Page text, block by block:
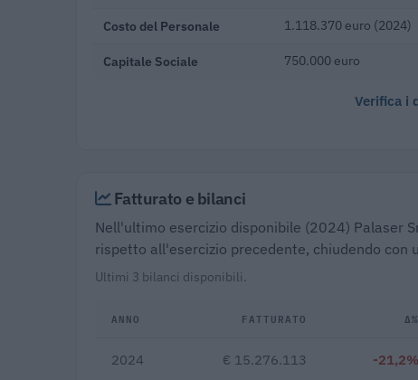
Costo del Personale 1.118.370 euro (2024)
Capitale Sociale 750.000 euro
Verifica i
Fatturato e bilanci
Nell'ultimo esercizio disponibile (2024) Palaser
rispetto all'esercizio precedente, chiudendo con
Ultimi 3 bilanci disponibili.
ANNO FATTURATO Δ%
2024 € 15.276.113 -21,2%